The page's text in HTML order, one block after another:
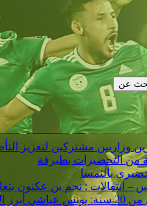
عن
وزاريين مشتركين لتعزيز
من التحضيرات بطبرقة
بالنمسا
– انتقالات : نجم بن عكنون
عالمية